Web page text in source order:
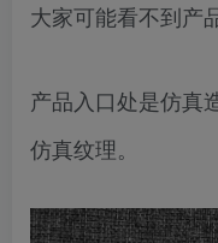
大家可能看不到产
产品入口处是仿真
仿真纹理。